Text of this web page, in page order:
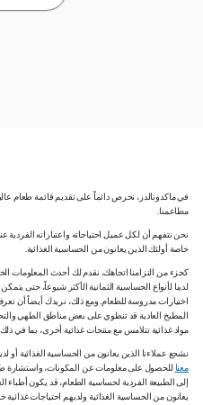
في ماكدونالدز، نحرص دائماً على تقديم قائمة طعام
مطاعمنا.
نحن نتفهم أن لكل عميل احتياجاته واعتباراته الفردية
خاصة أولئك الذين يعانون من الحساسية الغذائية.
كجزء من التزامنا اتجاهك، نقدم لك أحدث المعلومات
لدينا لأنواع الحساسية الثمانية الأكثر شيوعاً، حتى
اختيارات مدروسة للطعام. ومع ذلك، نريدك أيضاً أن
المطبخ العادية قد تنطوي على بعض مناطق الطهي
مواد غذائية تتلامس مع منتجات غذائية أخرى، بما في
نشجع عملاءنا الذين يعانون من الحساسية الغذائية أو
معنا للحصول على معلومات عن المكونات، واستشارة
إلى الطبيعة الفردية لحساسية الطعام، قد يكون أطباء
يعانون من الحساسية الغذائية ولديهم احتياجات